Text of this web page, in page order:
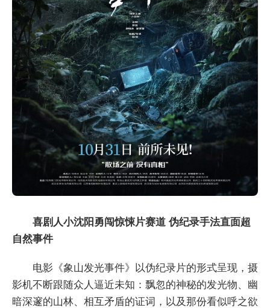
喜剧人小沈阳 勇闯惊悚片赛道 伪纪录手法直面超
自然事件
电影《象山发光事件》以伪纪录片的形式呈现，摄
影机不断跟随众人逼近未知：飘忽的神秘的发光物、幽
暗深邃的山林、相互矛盾的证词，以及那份看似呼之欲